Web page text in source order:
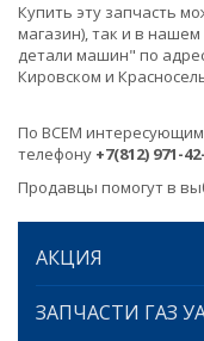
Купить эту запчасть
магазин), так и в
детали машин" по
Кировском и
По ВСЕМ
телефону +7(812) 971-
Продавцы помогут в
АКЦИЯ
ЗАПЧАСТИ ГАЗ